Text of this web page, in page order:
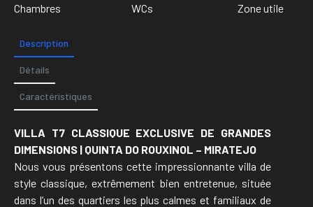
Chambres
WCs
Zone utile
Description
Détails
Caractéristiques
VILLA T7 CLASSIQUE EXCLUSIVE DE GRANDES
DIMENSIONS | QUINTA DO ROUXINOL – MIRATEJO
Nous vous présentons cette impressionnante villa de
style classique, extrêmement bien entretenue, située
dans l’un des quartiers les plus calmes et familiaux de